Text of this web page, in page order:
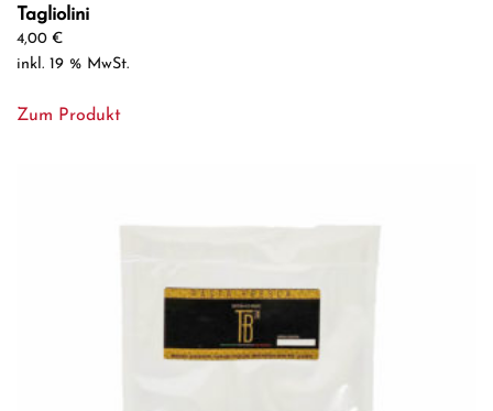
Tagliolini
4,00 €
inkl. 19 % MwSt.
Zum Produkt